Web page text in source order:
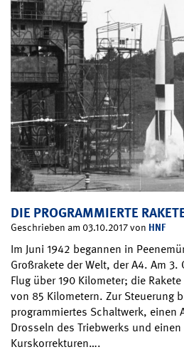
DIE PROGRAMMIERTE
Geschrieben am 03.10.2017 von HNF
Im Juni 1942 begannen in
Großrakete der Welt, der A4. Am
Flug über 190 Kilometer; die
von 85 Kilometern. Zur Steuerung
programmiertes Schaltwerk, einen
Drosseln des Triebwerks und
Kurskorrekturen….